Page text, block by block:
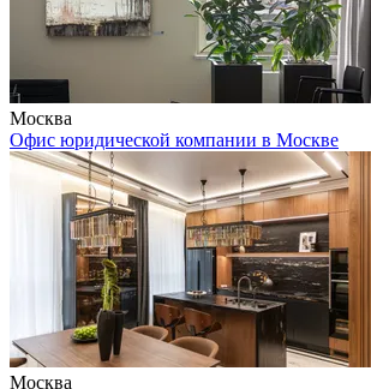
Москва
Офис юридической компании в Москве
Москва